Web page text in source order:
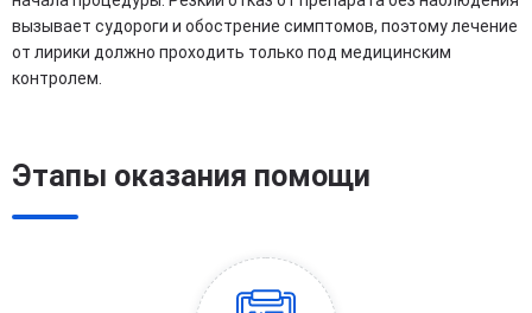
вызывает судороги и обострение симптомов, поэтому лечение
от лирики должно проходить только под медицинским
контролем.
Этапы оказания помощи